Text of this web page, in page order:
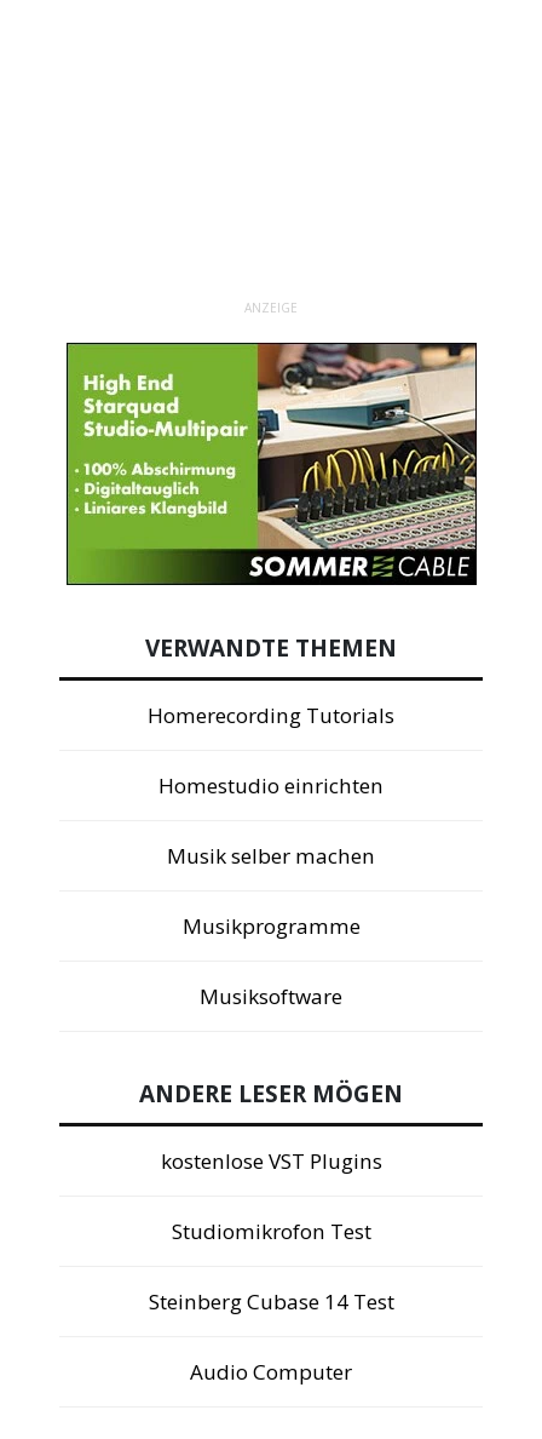
ANZEIGE
VERWANDTE THEMEN
Homerecording Tutorials
Homestudio einrichten
Musik selber machen
Musikprogramme
Musiksoftware
ANDERE LESER MÖGEN
kostenlose VST Plugins
Studiomikrofon Test
Steinberg Cubase 14 Test
Audio Computer